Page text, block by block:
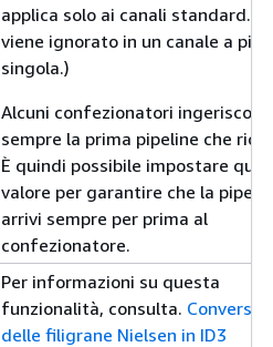
applica solo ai canali standard. Il
viene ignorato in un canale a
singola.)
Alcuni confezionatori ingeriscono
sempre la prima pipeline che
È quindi possibile impostare qui
valore per garantire che la
arrivi sempre per prima al
confezionatore.
Per informazioni su questa
funzionalità, consulta.
delle filigrane Nielsen in ID3